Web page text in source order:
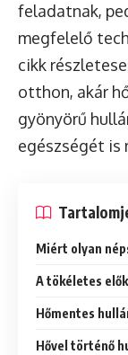
feladatnak,
megfelelő
cikk
otthon, akár
gyönyörű
egészségét is
Miért olyan
A tökéletes
Hőmentes
Hővel történő